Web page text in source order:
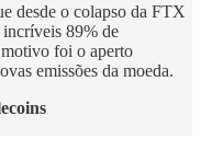
desde o colapso da FTX
incríveis 89% de
foi o aperto
emissões da moeda.